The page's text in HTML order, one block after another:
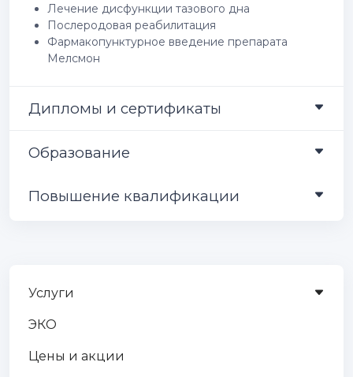
Лечение дисфункции тазового дна
Послеродовая реабилитация
Фармакопунктурное введение препарата
Мелсмон
Дипломы и сертификаты
Образование
Повышение квалификации
Услуги
ЭКО
Цены и акции